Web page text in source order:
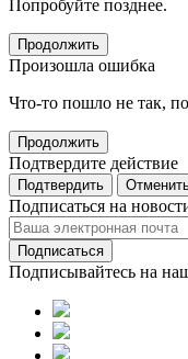
Попробуйте позднее.
Продолжить
Произошла ошибка
Что-то пошло не так,
Продолжить
Подтвердите действие
Подтвердить
Подписаться на
Подписаться
Подписывайтесь на